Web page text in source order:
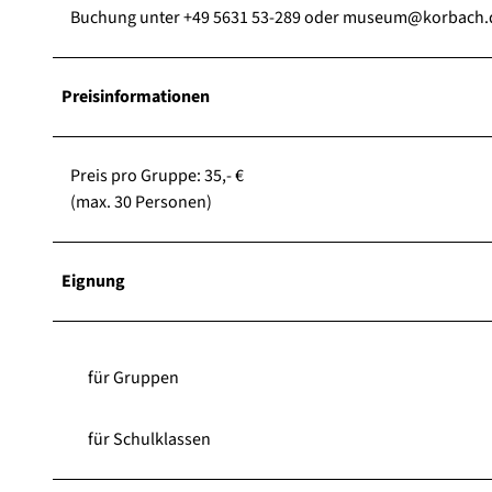
Buchung unter +49 5631 53-289 oder
Preisinformationen
Preis pro Gruppe: 35,- €
(max. 30 Personen)
Eignung
für Gruppen
für Schulklassen